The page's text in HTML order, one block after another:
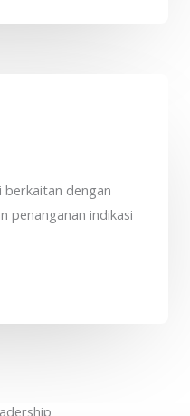
berkaitan dengan
penanganan indikasi